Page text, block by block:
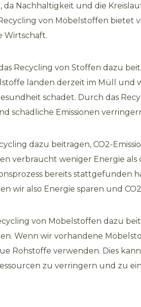
Nachhaltigkeit und die
von Möbelstoffen bietet
Wirtschaft.
Recycling von Stoffen dazu
landen derzeit im Müll und
schadet. Durch das
schädliche Emissionen
dazu beitragen, CO2-
verbraucht weniger Energie
bereits stattgefunden
wir also Energie sparen und
von Möbelstoffen dazu
Wenn wir vorhandene
Rohstoffe verwenden. Dies
zu verringern und zu